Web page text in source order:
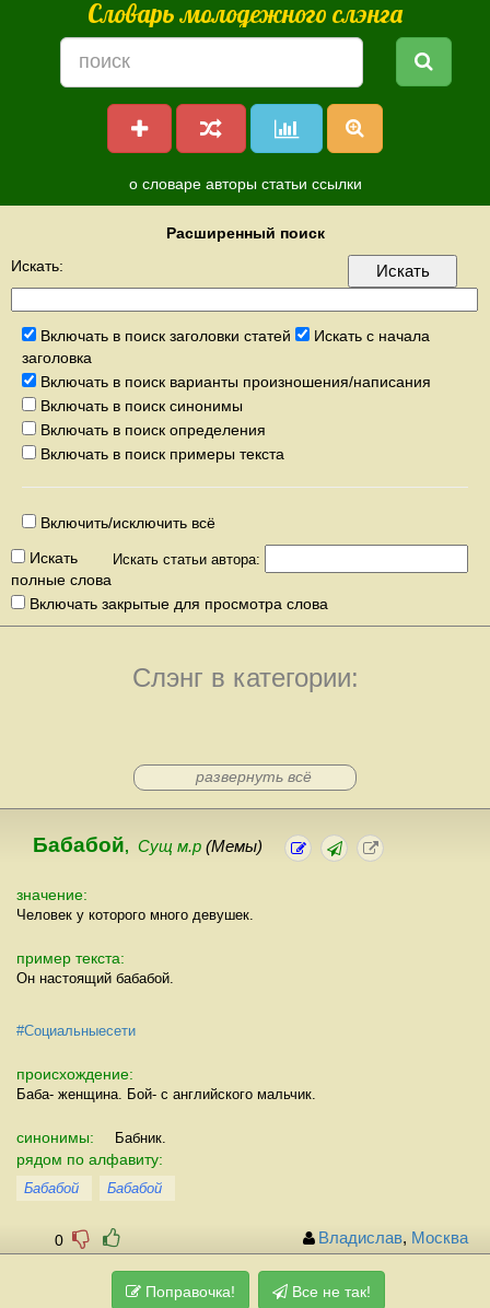
Словарь молодежного слэнга
о словаре авторы статьи ссылки
Расширенный поиск
Искать:
Включать в поиск заголовки статей
Искать с начала
заголовка
Включать в поиск варианты произношения/написания
Включать в поиск синонимы
Включать в поиск определения
Включать в поиск примеры текста
Включить/исключить всё
Искать статьи автора:
Искать
полные слова
Включать закрытые для просмотра слова
Слэнг в категории:
развернуть всё
Бабабой, Сущ м.р (Мемы)
значение:
Человек у которого много девушек.
пример текста:
Он настоящий бабабой.
#Социальныесети
происхождение:
Баба- женщина. Бой- с английского мальчик.
синонимы: Бабник.
рядом по алфавиту:
Бабабой Бабабой
0 Владислав, Москва
Поправочка! Все не так!